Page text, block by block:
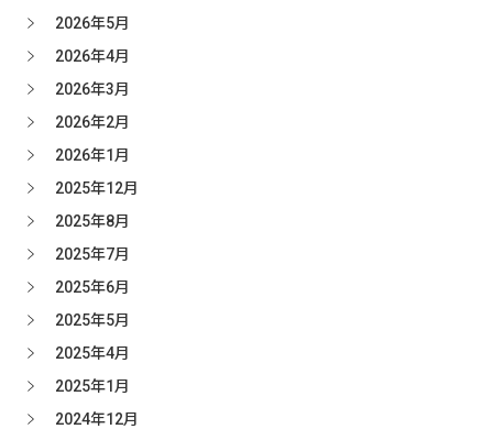
2026年5月
2026年4月
2026年3月
2026年2月
2026年1月
2025年12月
2025年8月
2025年7月
2025年6月
2025年5月
2025年4月
2025年1月
2024年12月